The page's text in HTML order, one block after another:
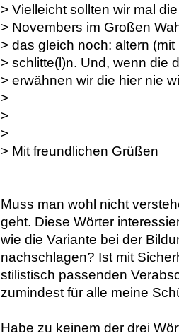
> Vielleicht sollten wir mal
> Novembers im Großen
> das gleich noch: altern
> schlitte(l)n. Und, wenn die
> erwähnen wir die hier nie
>
>
>
> Mit freundlichen Grüßen
Muss man wohl nicht
geht. Diese Wörter
wie die Variante bei der
nachschlagen? Ist mit
stilistisch passenden
zumindest für alle meine
Habe zu keinem der drei